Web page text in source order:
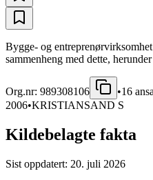
Bygge- og
sammenheng med dette,
Org.nr: 989308106 •16
2006•KRISTIANSAND S
Kildebelagte fakta
Sist oppdatert: 20. juli 2026